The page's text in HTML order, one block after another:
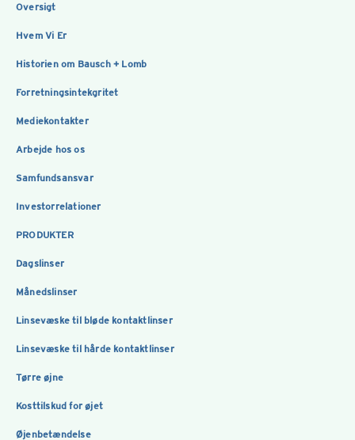
Oversigt
Hvem Vi Er
Historien om Bausch + Lomb
Forretningsintekgritet
Mediekontakter
Arbejde hos os
Samfundsansvar
Investorrelationer
PRODUKTER
Dagslinser
Månedslinser
Linsevæske til bløde kontaktlinser
Linsevæske til hårde kontaktlinser
Tørre øjne
Kosttilskud for øjet
Øjenbetændelse